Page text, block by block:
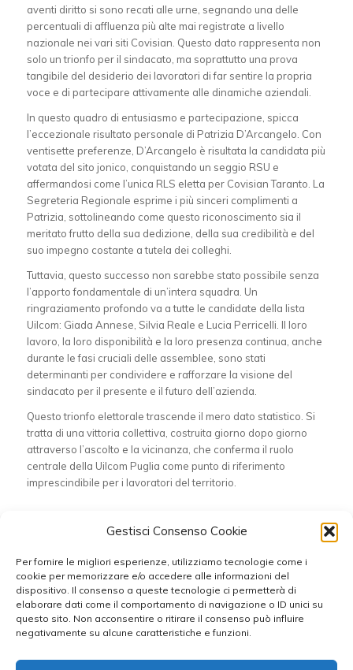
Gestisci Consenso Cookie
Per fornire le migliori esperienze, utilizziamo tecnologie come i
cookie per memorizzare e/o accedere alle informazioni del
dispositivo. Il consenso a queste tecnologie ci permetterà di
elaborare dati come il comportamento di navigazione o ID unici su
questo sito. Non acconsentire o ritirare il consenso può influire
negativamente su alcune caratteristiche e funzioni.
aventi diritto si sono recati alle urne, segnando una delle
percentuali di affluenza più alte mai registrate a livello
nazionale nei vari siti Covisian. Questo dato rappresenta non
solo un trionfo per il sindacato, ma soprattutto una prova
tangibile del desiderio dei lavoratori di far sentire la propria
voce e di partecipare attivamente alle dinamiche aziendali.
In questo quadro di entusiasmo e partecipazione, spicca
l’eccezionale risultato personale di Patrizia D’Arcangelo. Con
ventisette preferenze, D’Arcangelo è risultata la candidata più
votata del sito jonico, conquistando un seggio RSU e
affermandosi come l’unica RLS eletta per Covisian Taranto. La
Segreteria Regionale esprime i più sinceri complimenti a
Patrizia, sottolineando come questo riconoscimento sia il
meritato frutto della sua dedizione, della sua credibilità e del
suo impegno costante a tutela dei colleghi.
Tuttavia, questo successo non sarebbe stato possibile senza
l’apporto fondamentale di un’intera squadra. Un
ringraziamento profondo va a tutte le candidate della lista
Uilcom: Giada Annese, Silvia Reale e Lucia Perricelli. Il loro
lavoro, la loro disponibilità e la loro presenza continua, anche
durante le fasi cruciali delle assemblee, sono stati
determinanti per condividere e rafforzare la visione del
sindacato per il presente e il futuro dell’azienda.
Questo trionfo elettorale trascende il mero dato statistico. Si
tratta di una vittoria collettiva, costruita giorno dopo giorno
attraverso l’ascolto e la vicinanza, che conferma il ruolo
centrale della Uilcom Puglia come punto di riferimento
imprescindibile per i lavoratori del territorio.
Condividi questo articolo